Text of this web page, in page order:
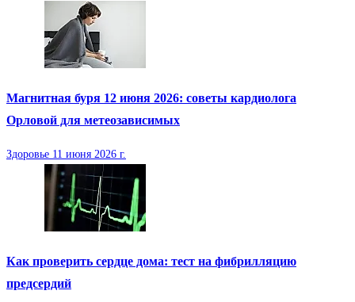
Магнитная буря 12 июня 2026: советы кардиолога
Орловой для метеозависимых
Здоровье 11 июня 2026 г.
Как проверить сердце дома: тест на фибрилляцию
предсердий